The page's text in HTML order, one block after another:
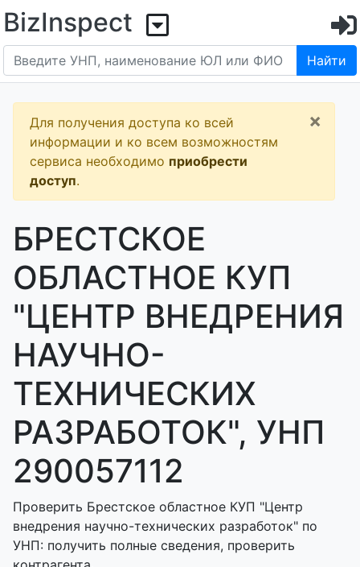
BizInspect
Найти
Для получения доступа ко всей
информации и ко всем возможностям
сервиса необходимо приобрести
доступ.
×
БРЕСТСКОЕ
ОБЛАСТНОЕ КУП
"ЦЕНТР ВНЕДРЕНИЯ
НАУЧНО-
ТЕХНИЧЕСКИХ
РАЗРАБОТОК", УНП
290057112
Проверить Брестское областное КУП "Центр
внедрения научно-технических разработок" по
УНП: получить полные сведения, проверить